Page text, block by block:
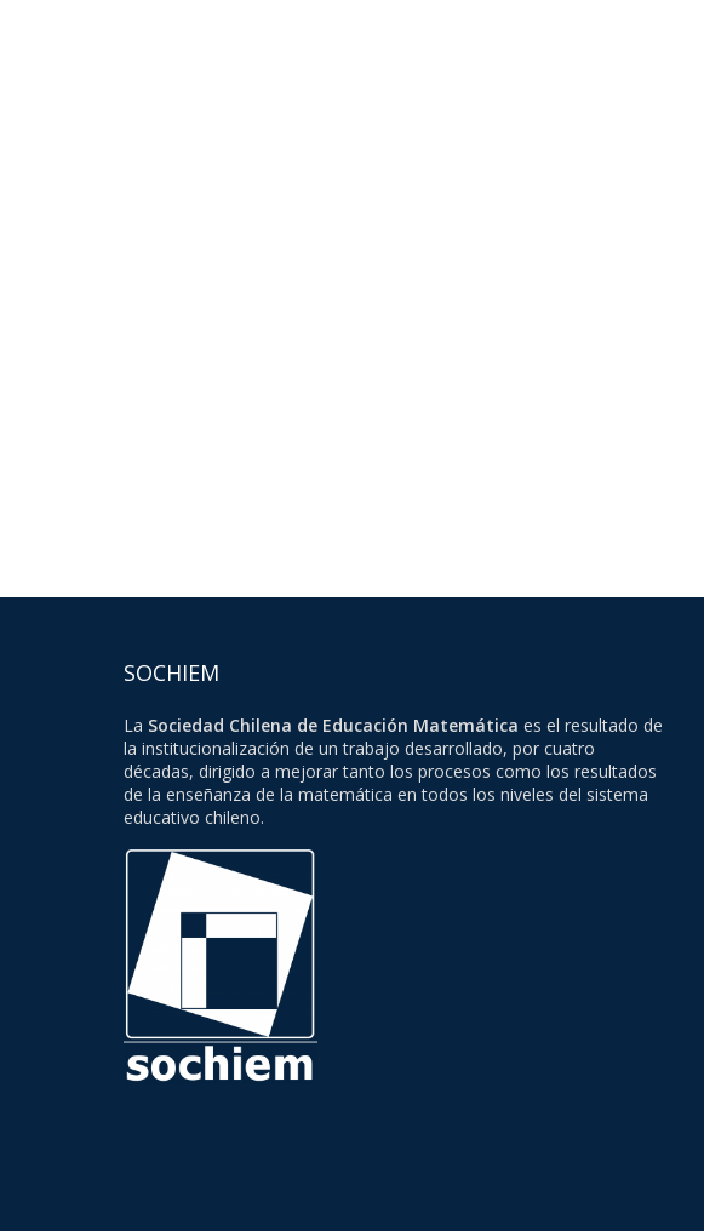
SOCHIEM
La Sociedad Chilena de Educación Matemática es el resultado de
la institucionalización de un trabajo desarrollado, por cuatro
décadas, dirigido a mejorar tanto los procesos como los resultados
de la enseñanza de la matemática en todos los niveles del sistema
educativo chileno.